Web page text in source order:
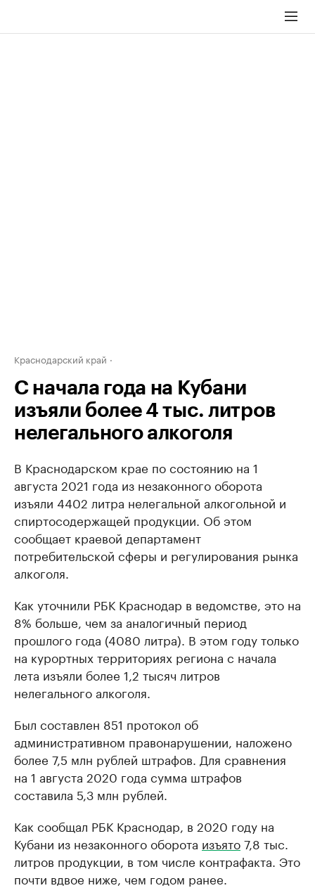
Краснодарский край
С начала года на Кубани
изъяли более 4 тыс. литров
нелегального алкоголя
В Краснодарском крае по состоянию на 1
августа 2021 года из незаконного оборота
изъяли 4402 литра нелегальной алкогольной и
спиртосодержащей продукции. Об этом
сообщает краевой департамент
потребительской сферы и регулирования рынка
алкоголя.
Как уточнили РБК Краснодар в ведомстве, это на
8% больше, чем за аналогичный период
прошлого года (4080 литра). В этом году только
на курортных территориях региона с начала
лета изъяли более 1,2 тысяч литров
нелегального алкоголя.
Был составлен 851 протокол об
административном правонарушении, наложено
более 7,5 млн рублей штрафов. Для сравнения
на 1 августа 2020 года сумма штрафов
составила 5,3 млн рублей.
Как сообщал РБК Краснодар, в 2020 году на
Кубани из незаконного оборота изъято7,8 тыс.
литров продукции, в том числе контрафакта. Это
почти вдвое ниже, чем годом ранее.